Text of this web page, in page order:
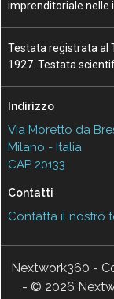
imprenditoriale nelle
Testata registrata al
1927. Testata
Indirizzo
Via Moretto da
Milano - Italia
CAP 20133
Contatti
Contatta il nostro
Nextwork360 -
- © 2026